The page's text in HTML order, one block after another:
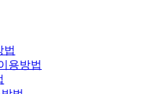
법
용방법